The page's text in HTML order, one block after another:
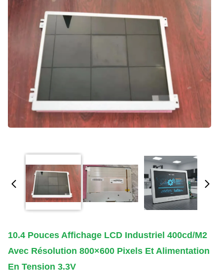
10.4 Pouces Affichage LCD Industriel 400cd/m2
Avec Résolution 800×600 Pixels Et Alimentation
En Tension 3.3V